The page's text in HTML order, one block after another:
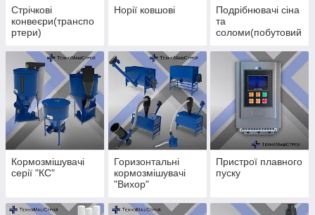
Стрічкові
конвеєри(транспо
ртери)
Норії ковшові
Подрібнювачі сіна
та
соломи(побутовий
)
Кормозмішувачі
серії "КС"
Горизонтальні
кормозмішувачі
"Вихор"
Пристрої плавного
пуску